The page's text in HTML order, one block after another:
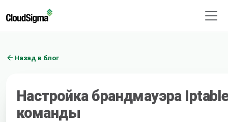
Назад в блог
Настройка брандмауэра
команды